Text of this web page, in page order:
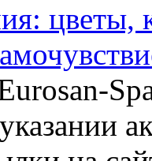
цветы,